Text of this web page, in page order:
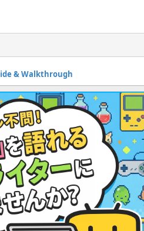
& Walkthrough